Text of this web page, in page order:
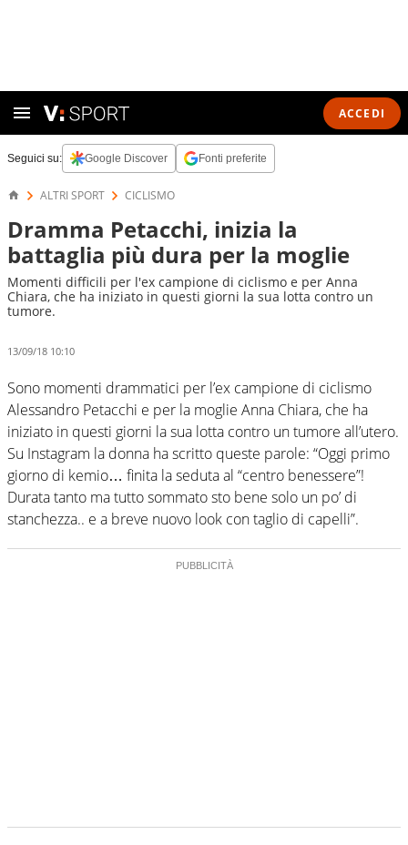
ACCEDI
Seguici su: Google Discover Fonti preferite
ALTRI SPORT CICLISMO
Dramma Petacchi, inizia la
battaglia più dura per la moglie
Momenti difficili per l'ex campione di ciclismo e per Anna
Chiara, che ha iniziato in questi giorni la sua lotta contro un
tumore.
13/09/18 10:10
Sono momenti drammatici per l’ex campione di ciclismo
Alessandro Petacchi e per la moglie Anna Chiara, che ha
iniziato in questi giorni la sua lotta contro un tumore all’utero.
Su Instagram la donna ha scritto queste parole: “Oggi primo
giorno di kemio… finita la seduta al “centro benessere”!
Durata tanto ma tutto sommato sto bene solo un po’ di
stanchezza.. e a breve nuovo look con taglio di capelli”.